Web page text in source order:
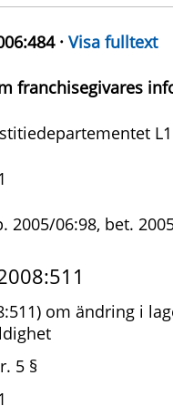
· Visa fulltext
franchisegivares
L1
2005/06:98, bet.
om ändring i
5 §